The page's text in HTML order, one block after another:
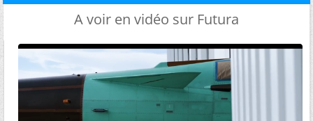
A voir en vidéo sur Futura